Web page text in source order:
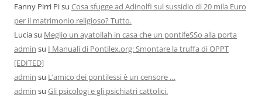
Fanny Pirri Pisu Cosa sfugge ad Adinolfi sul sussidio di 20 mila Euro
per il matrimonio religioso? Tutto.
Luciasu Meglio un ayatollah in casa che un pontifeSSo alla porta
admin su I Manuali di Pontilex.org: Smontare la truffa di OPPT
[EDITED]
admin su L’amico dei pontilessi è un censore …
admin su Gli psicologi e gli psichiatri cattolici.